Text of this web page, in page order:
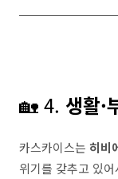
🏡 4. 생활·
카스카이스는 히비
위기를 갖추고 있